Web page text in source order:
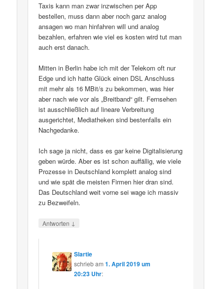
Taxis kann man zwar inzwischen per App
bestellen, muss dann aber noch ganz analog
ansagen wo man hinfahren will und analog
bezahlen, erfahren wie viel es kosten wird tut man
auch erst danach.
Mitten in Berlin habe ich mit der Telekom oft nur
Edge und ich hatte Glück einen DSL Anschluss
mit mehr als 16 MBit/s zu bekommen, was hier
aber nach wie vor als „Breitband“ gilt. Fernsehen
ist ausschließlich auf lineare Verbreitung
ausgerichtet, Mediatheken sind bestenfalls ein
Nachgedanke.
Ich sage ja nicht, dass es gar keine Digitalisierung
geben würde. Aber es ist schon auffällig, wie viele
Prozesse in Deutschland komplett analog sind
und wie spät die meisten Firmen hier dran sind.
Das Deutschland weit vorne sei wage ich massiv
zu Bezweifeln.
Antworten ↓
Slartie
schriebam1. April 2019 um
20:23 Uhr: